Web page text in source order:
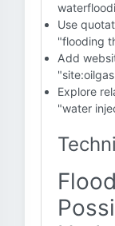
Use
"flooding
Add
Explore
"water